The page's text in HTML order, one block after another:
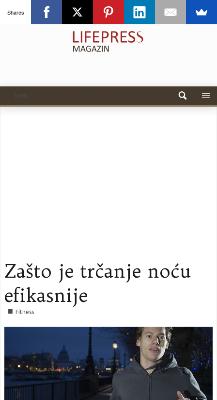
MENU
Zašto je trčanje noću
efikasnije
■ Fitness
Shares